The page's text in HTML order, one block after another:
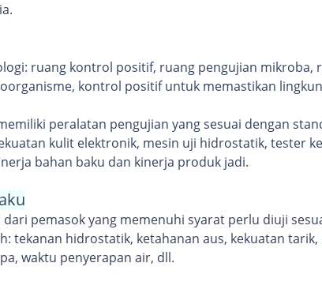
ruang kontrol positif, ruang pengujian
kontrol positif untuk memastikan
peralatan pengujian yang sesuai dengan
kulit elektronik, mesin uji hidrostatik, tester
bahan baku dan kinerja produk jadi.
dari pemasok yang memenuhi syarat perlu diuji
tekanan hidrostatik, ketahanan aus, kekuatan
waktu penyerapan air, dll.